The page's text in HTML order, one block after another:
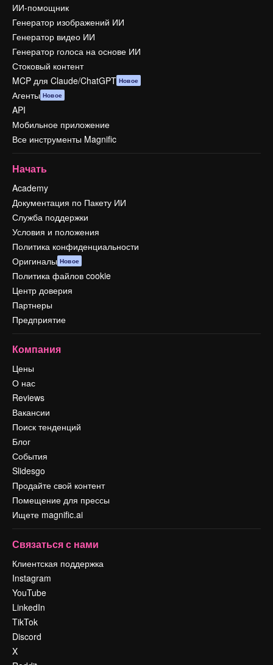
ИИ-помощник
Генератор изображений ИИ
Генератор видео ИИ
Генератор голоса на основе ИИ
Стоковый контент
MCP для Claude/ChatGPT Новое
Агенты Новое
API
Мобильное приложение
Все инструменты Magnific
Начать
Academy
Документация по Пакету ИИ
Служба поддержки
Условия и положения
Политика конфиденциальности
Оригиналы Новое
Политика файлов cookie
Центр доверия
Партнеры
Предприятие
Компания
Цены
О нас
Reviews
Вакансии
Поиск тенденций
Блог
События
Slidesgo
Продайте свой контент
Помещение для прессы
Ищете magnific.ai
Связаться с нами
Клиентская поддержка
Instagram
YouTube
LinkedIn
TikTok
Discord
X